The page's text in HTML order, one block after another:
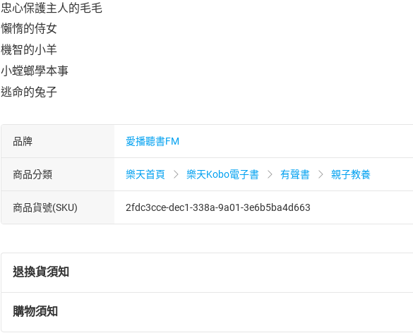
忠心保護主人的毛毛
懶惰的侍女
機智的小羊
小螳螂學本事
逃命的兔子
品牌 愛播聽書FM
商品分類 樂天首頁 樂天Kobo電子書 有聲書 親子教養
商品貨號(SKU) 2fdc3cce-dec1-338a-9a01-3e6b5ba4d663
退換貨須知
退換貨規定：
購物須知